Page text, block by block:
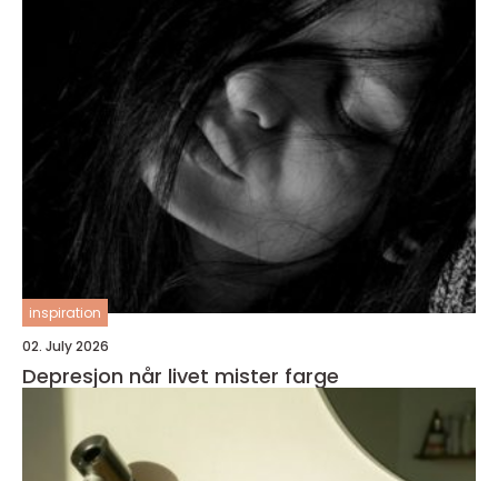
inspiration
02. July 2026
Depresjon når livet mister farge